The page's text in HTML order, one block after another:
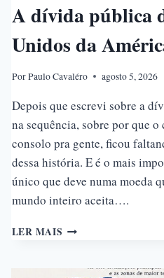
A dívida pública
Unidos da
PorPaulo Cavaléro agosto 5, 2026
Depois que escrevi sobre a
na sequência, sobre por que o
consolo pra gente, ficou
dessa história. E é o mais
único que deve numa moeda
mundo inteiro aceita….
LER MAIS